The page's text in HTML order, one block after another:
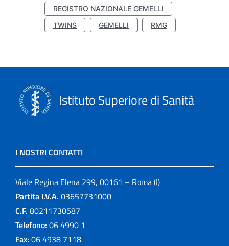
REGISTRO NAZIONALE GEMELLI
TWINS
GEMELLI RMG
Istituto Superiore di Sanità
I NOSTRI CONTATTI
Viale Regina Elena 299, 00161 – Roma (I)
Partita I.V.A. 03657731000
C.F. 80211730587
Telefono: 06 4990 1
Fax: 06 4938 7118